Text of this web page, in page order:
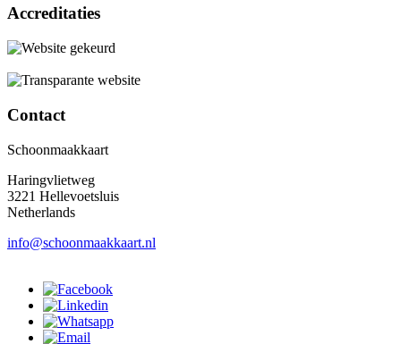
Accreditaties
Contact
Schoonmaakkaart
Haringvlietweg
3221 Hellevoetsluis
Netherlands
info@schoonmaakkaart.nl